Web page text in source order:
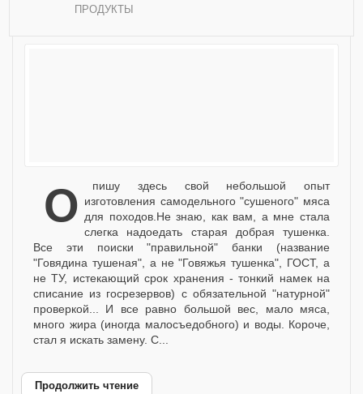
ПРОДУКТЫ
Опишу здесь свой небольшой опыт изготовления самодельного "сушеного" мяса
для походов.Не знаю, как вам, а мне стала
слегка надоедать старая добрая тушенка.
Все эти поиски "правильной" банки (название
"Говядина тушеная", а не "Говяжья тушенка", ГОСТ, а
не ТУ, истекающий срок хранения - тонкий намек на
списание из госрезервов) с обязательной "натурной"
проверкой... И все равно большой вес, мало мяса,
много жира (иногда малосъедобного) и воды. Короче,
стал я искать замену. С...
Продолжить чтение